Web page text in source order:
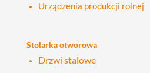
Urządzenia produkcji rolnej
Stolarka otworowa
Drzwi stalowe